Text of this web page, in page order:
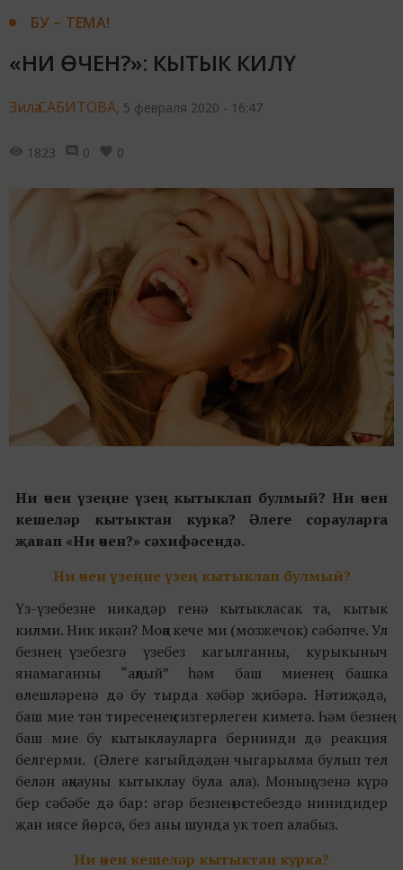
БУ – ТЕМА!
«НИ ӨЧЕН?»: КЫТЫК КИЛҮ
Зилә САБИТОВА, 5 февраля 2020 - 16:47
1823 0 0
Ни өчен үзеңне үзең кытыклап булмый? Ни өчен
кешеләр кытыктан курка? Әлеге сорауларга
җавап «Ни өчен?» сәхифәсендә.
Ни өчен үзеңне үзең кытыклап булмый?
Үз-үзебезне никадәр генә кытыкласак та, кытык
килми. Ник икән? Моңа кече ми (мозжечок) сәбәпче. Ул
безнең үзебезгә үзебез кагылганны, курыкыныч
янамаганны “аңлый” һәм баш миенең башка
өлешләренә дә бу тырда хәбәр җибәрә. Нәтиҗәдә,
баш мие тән тиресенең сизгерлеген киметә. Һәм безнең
баш мие бу кытыклауларга бернинди дә реакция
белгерми. (Әлеге кагыйдәдән чыгарылма булып тел
белән аңкауны кытыклау була ала). Моның үзенә күрә
бер сәбәбе дә бар: әгәр безнең өстебездә нинидидер
җан иясе йөрсә, без аны шунда ук тоеп алабыз.
Ни өчен кешеләр кытыктан курка?